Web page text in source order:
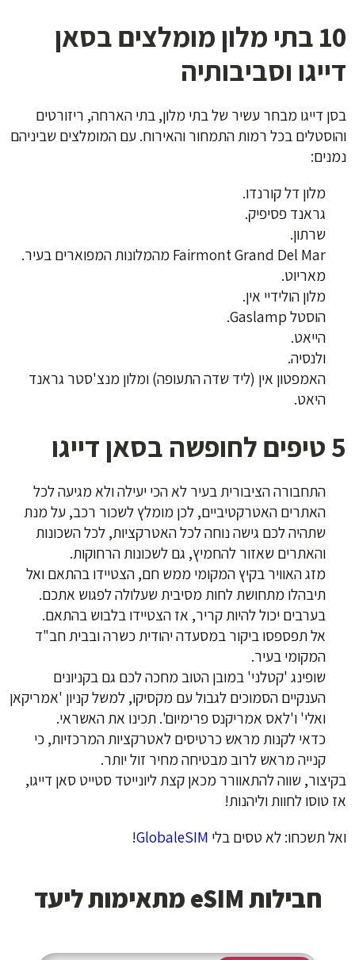
10 בתי מלון מומלצים בסאן
דייגו וסביבותיה
בסן דייגו מבחר עשיר של בתי מלון, בתי הארחה, ריזורטים
והוסטלים בכל רמות התמחור והאירוח. עם המומלצים שביניהם
נמנים:
מלון דל קורנדו.
גראנד פסיפיק.
שרתון.
Fairmont Grand Del Mar מהמלונות המפוארים בעיר.
מאריוט.
מלון הולידיי אין.
הוסטל Gaslamp.
הייאט.
ולנסיה.
האמפטון אין (ליד שדה התעופה) ומלון מנצ'סטר גראנד
היאט.
5 טיפים לחופשה בסאן דייגו
התחבורה הציבורית בעיר לא הכי יעילה ולא מגיעה לכל
האתרים האטרקטיביים, לכן מומלץ לשכור רכב, על מנת
שתהיה לכם גישה נוחה לכל האטרקציות, לכל השכונות
והאתרים שאזור להחמיץ, גם לשכונות הרחוקות.
מזג האוויר בקיץ המקומי ממש חם, הצטיידו בהתאם ואל
תיבהלו מתחושת לחות מסיבית שעלולה לפגוש אתכם.
בערבים יכול להיות קריר, אז הצטיידו בלבוש בהתאם.
אל תפספסו ביקור במסעדה יהודית כשרה ובבית חב"ד
המקומי בעיר.
שופינג 'קטלני' במובן הטוב מחכה לכם גם בקניונים
הענקיים הסמוכים לגבול עם מקסיקו, למשל קניון 'אמריקאן
ואלי' ו'לאס אמריקנס פרימיום'. תכינו את האשראי.
כדאי לקנות מראש כרטיסים לאטרקציות המרכזיות, כי
קנייה מראש לרוב מבטיחה מחיר זול יותר.
בקיצור, שווה להתאוורר מכאן קצת ליונייטד סטייט סאן דייגו,
אז טוסו לחוות וליהנות!
ואל תשכחו: לא טסים בלי GlobaleSIM
!
חבילות eSIM מתאימות ליעד